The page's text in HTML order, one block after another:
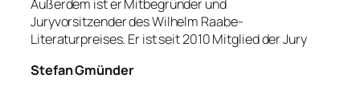
Außerdem ist er Mitbegründer und
Juryvorsitzender des Wilhelm Raabe-
Literaturpreises. Er ist seit 2010 Mitglied der Jury
Stefan Gmünder